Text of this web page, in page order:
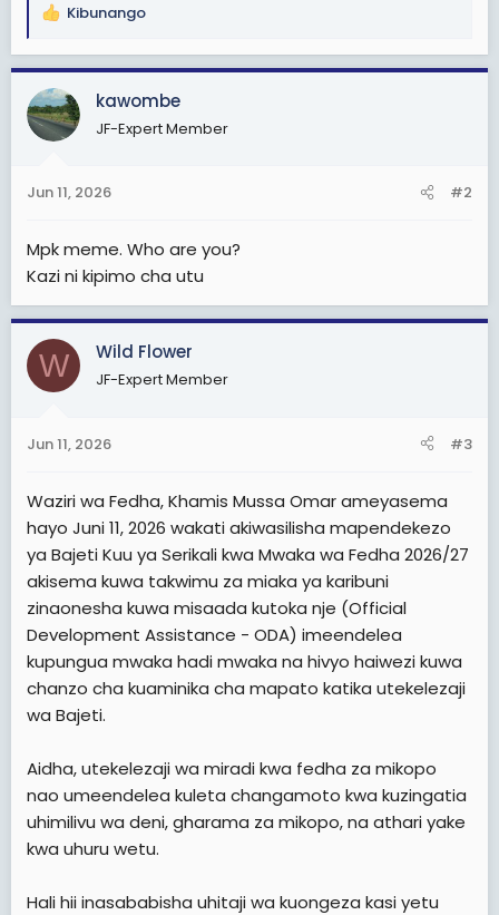
R
a
c
t
i
s
Kibunango
kawombe
JF-Expert Member
Jun 11, 2026 #2
Mpk meme. Who are you?
Kazi ni kipimo cha utu
W Wild Flower
JF-Expert Member
Jun 11, 2026 #3
Waziri wa Fedha, Khamis Mussa Omar ameyasema
hayo Juni 11, 2026 wakati akiwasilisha mapendekezo
ya Bajeti Kuu ya Serikali kwa Mwaka wa Fedha 2026/27
akisema kuwa takwimu za miaka ya karibuni
zinaonesha kuwa misaada kutoka nje (Official
Development Assistance - ODA) imeendelea
kupungua mwaka hadi mwaka na hivyo haiwezi kuwa
chanzo cha kuaminika cha mapato katika utekelezaji
wa Bajeti.
Aidha, utekelezaji wa miradi kwa fedha za mikopo
nao umeendelea kuleta changamoto kwa kuzingatia
uhimilivu wa deni, gharama za mikopo, na athari yake
kwa uhuru wetu.
Hali hii inasababisha uhitaji wa kuongeza kasi yetu